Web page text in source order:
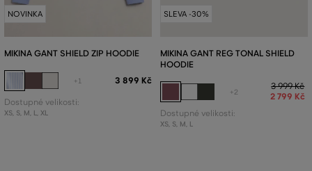
NOVINKA
MIKINA GANT SHIELD ZIP HOODIE
+1 3 899 Kč
Dostupné velikosti:
XS, S, M, L, XL
SLEVA -30%
MIKINA GANT REG TONAL SHIELD
HOODIE
+2
3 999 Kč
2 799 Kč
Dostupné velikosti:
XS, S, M, L